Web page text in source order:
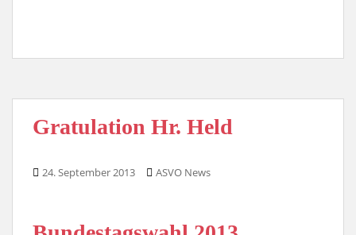
Gratulation Hr. Held
24. September 2013 ASVO News